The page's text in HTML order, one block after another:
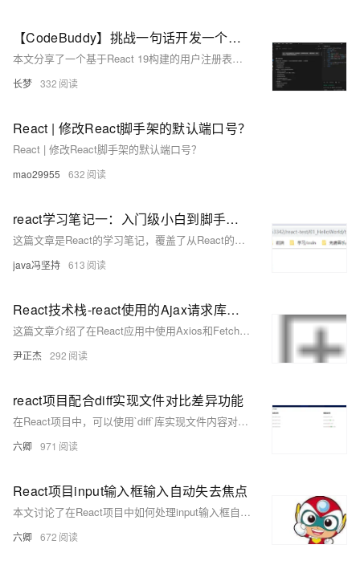
【CodeBuddy】挑战一句话开发一个完整项目之：React表单验证系统
本文分享了一个基于React 19构建的用户注册表单系统，采用模块化CSS和状态驱动视图更新，实现实时校验、错误提示与提交反馈等功能。核心亮点包括验证规则引擎（如密码复杂度校验）、交互反馈体系（输入框警示、按钮禁用）及加载动画优化。通过函数式更新确保状态同步，正则表达式实现多条件验证，CSS伪元素打造流畅体验。代码结构清晰，可扩展性强，适合作为React表单开发模板。文末附CodeBuddy免费下载链接，助力高效开发！
长梦 332
React | 修改React脚手架的默认端口号？
React | 修改React脚手架的默认端口号？
mao29955 632
react学习笔记一：入门级小白到脚手架（create-react-app）开发项目
这篇文章是React的学习笔记，覆盖了从React的基础用法到高级特性，包括组件化、状态管理、生命周期、虚拟DOM等主题，适合React初学者参考。
java冯坚持 613
React技术栈-react使用的Ajax请求库实战案例
这篇文章介绍了在React应用中使用Axios和Fetch库进行Ajax请求的实战案例，展示了如何通过这些库发送GET和POST请求，并处理响应和错误。
尹正杰 292
react项目配合diff实现文件对比差异功能
在React项目中，可以使用`diff`库实现文件内容对比差异功能。首先安装`diff`库，然后在组件中引入并使用`Diff.diffChars`或`Diff.diffLines`方法比较文本差异。通过循环遍历`diff`结果，可以生成不同样式的HTML元素来高亮显示文本差异。
六卿 971
React项目input输入框输入自动失去焦点
本文讨论了在React项目中如何处理input输入框自动失去焦点的问题，特别是在移动端开发中。文章提供了一个使用React Native的TouchableWithoutFeedback组件来监听点击事件，并在事件处理函数中通过调用Keyboard.dismiss()方法使输入框失去焦点的示例代码。这种方法可以确保在用户点击页面其他区域时，键盘能够收起，输入框失去焦点。
六卿 672